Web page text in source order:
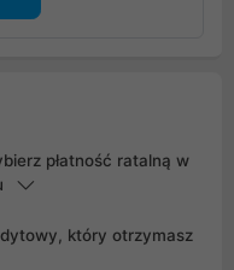
płatność ratalną w
który otrzymasz